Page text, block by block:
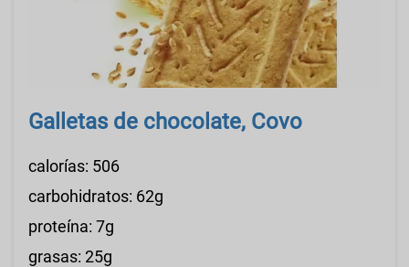
Galletas de chocolate, Covo
calorías: 506
carbohidratos: 62g
proteína: 7g
grasas: 25g